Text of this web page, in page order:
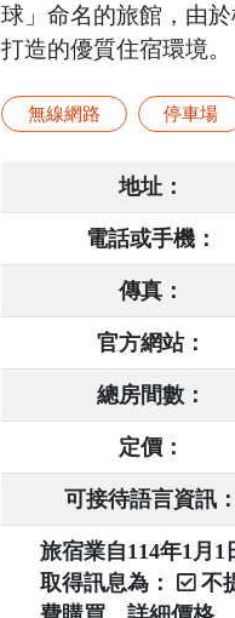
球」命名的旅館，由
打造的優質住宿環境。
無線網路 停車場
地址：
電話或手機：
傳真：
官方網站：
總房間數：
定價：
可接待語言資訊：
旅宿業自114年1月
取得訊息為：
不